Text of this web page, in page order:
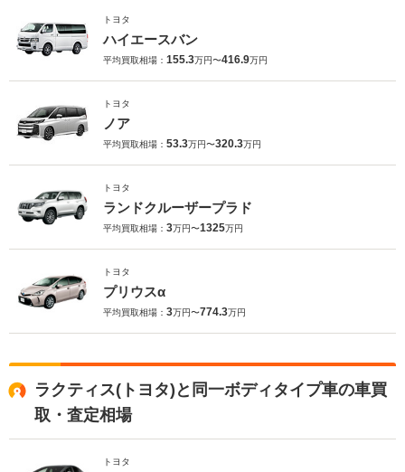
トヨタ
ハイエースバン
平均買取相場： 155.3万円〜416.9万円
トヨタ
ノア
平均買取相場： 53.3万円〜320.3万円
トヨタ
ランドクルーザープラド
平均買取相場： 3万円〜1325万円
トヨタ
プリウスα
平均買取相場： 3万円〜774.3万円
ラクティス(トヨタ)と同一ボディタイプ車の車買
取・査定相場
トヨタ